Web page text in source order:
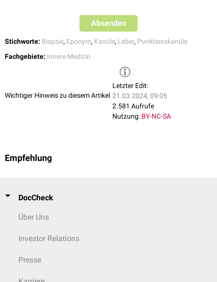
Absenden
Stichworte: Biopsie, Eponym, Kanüle, Leber, Punktionskanüle
Fachgebiete: Innere Medizin
Wichtiger Hinweis zu diesem Artikel
Letzter Edit:
21.03.2024, 09:05
2.581 Aufrufe
Nutzung: BY-NC-SA
Empfehlung
DocCheck
Über Uns
Investor Relations
Presse